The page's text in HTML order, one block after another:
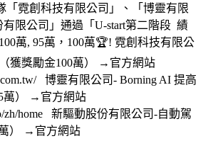
「霓創科技有限公司」、「博靈有限
限公司」通過「U-start第二階段 績
萬, 95萬，100萬🏆! 霓創科技有限公
獲獎勵金100萬） →官方網站
博靈有限公司- Borning AI 提高
萬） →官方網站
zh/home 新驅動股份有限公司-自動駕
） →官方網站